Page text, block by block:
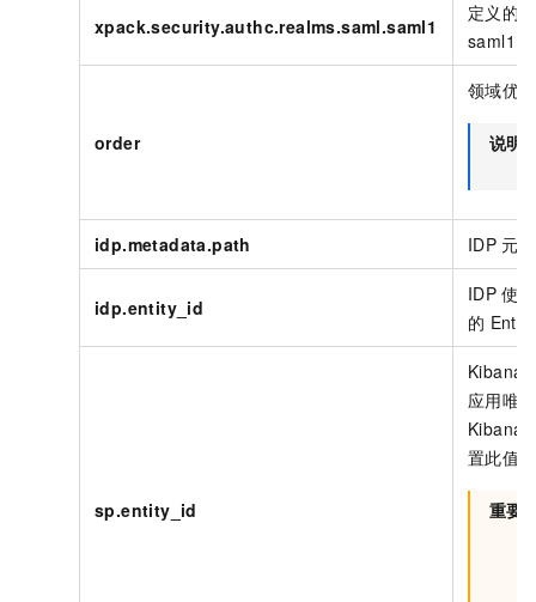
xpack.security.authc.realms.saml.saml1
定义的
saml1
order
领域优
说明
idp.metadata.path IDP 元
idp.entity_id
IDP 使
的
sp.entity_id
Kibana
应用唯
Kibana
置此值
重要